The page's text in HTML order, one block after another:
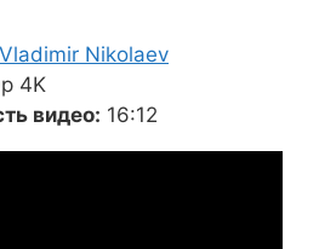
Nikolaev
4K
видео: 16:12